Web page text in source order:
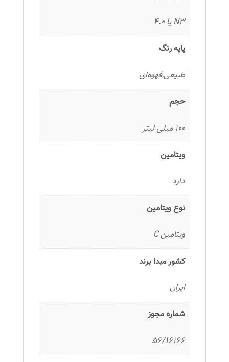
N3 یا 4.0
پایه رنگ
طبیعی,قهوه‌ای
حجم
100 میلی لیتر
ویتامین
دارد
نوع ویتامین
ویتامین C
کشور مبدا برند
ایران
شماره مجوز
56/16166